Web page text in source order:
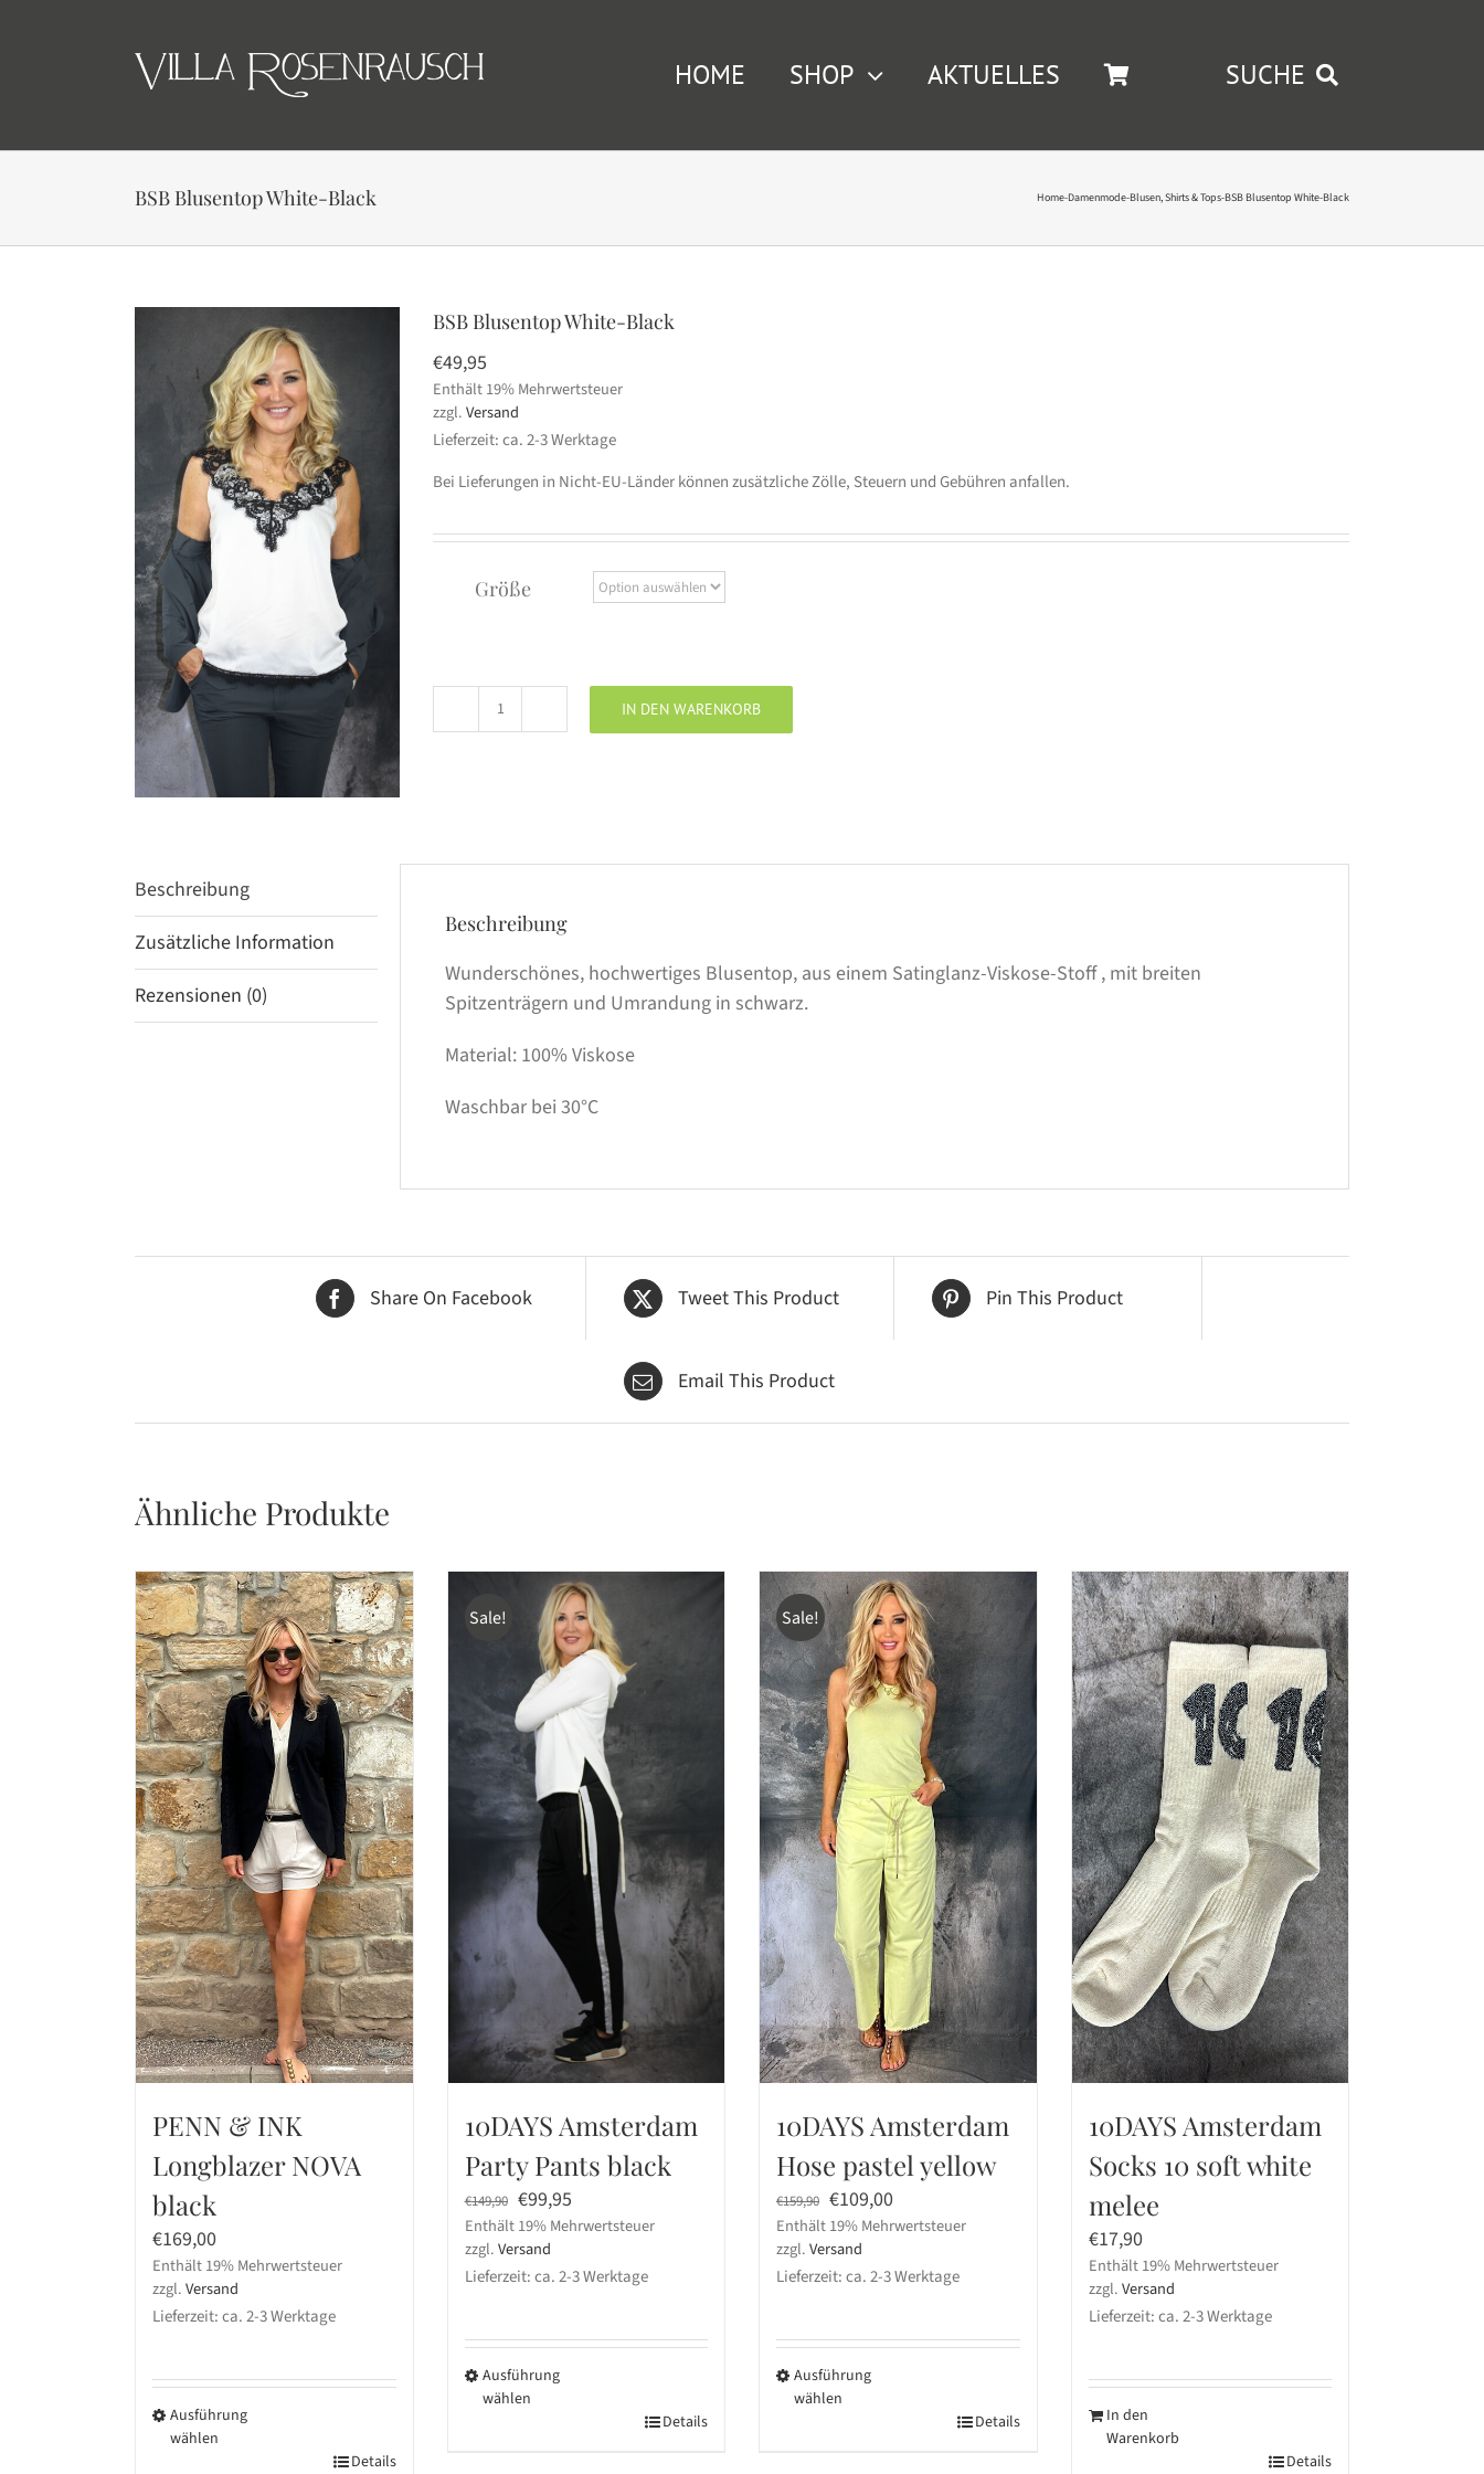
HOME SHOP AKTUELLES SUCHE
BSB Blusentop White-Black Home-Damenmode-Blusen, Shirts & Tops-BSB Blusentop White-Black
BSB Blusentop White-Black
€49,95
Enthält 19% Mehrwertsteuer
zzgl.Versand
Lieferzeit: ca. 2-3 Werktage
Bei Lieferungen in Nicht-EU-Länder können zusätzliche Zölle, Steuern und Gebühren anfallen.
Größe
BSB
IN DEN WARENKORB
Beschreibung
Zusätzliche Information
Rezensionen (0)
Beschreibung
Wunderschönes, hochwertiges Blusentop, aus einem Satinglanz-Viskose-Stoff , mit breiten
Spitzenträgern und Umrandung in schwarz.
Material: 100% Viskose
Waschbar bei 30°C
Share On Facebook Tweet This Product Pin This Product
Email This Product
Ähnliche Produkte
PENN & INK
Longblazer NOVA
black
€169,00
Enthält 19% Mehrwertsteuer
zzgl.Versand
Lieferzeit: ca. 2-3 Werktage
Ausführung
wählen
Details
Sale!
10DAYS Amsterdam
Party Pants black
€149,90 Ursprünglicher
Preis
war:
€149,90
€99,95Aktueller
Preis
€99,95.
Enthält 19% Mehrwertsteuer
zzgl.Versand
Lieferzeit: ca. 2-3 Werktage
Ausführung
wählen
Details
Sale!
10DAYS Amsterdam
Hose pastel yellow
€159,90 Ursprünglicher
Preis
war:
€159,90
€109,00Aktueller
Preis
€109,00.
Enthält 19% Mehrwertsteuer
zzgl.Versand
Lieferzeit: ca. 2-3 Werktage
Ausführung
wählen
Details
10DAYS Amsterdam
Socks 10 soft white
melee
€17,90
Enthält 19% Mehrwertsteuer
zzgl.Versand
Lieferzeit: ca. 2-3 Werktage
In den
Warenkorb
Details